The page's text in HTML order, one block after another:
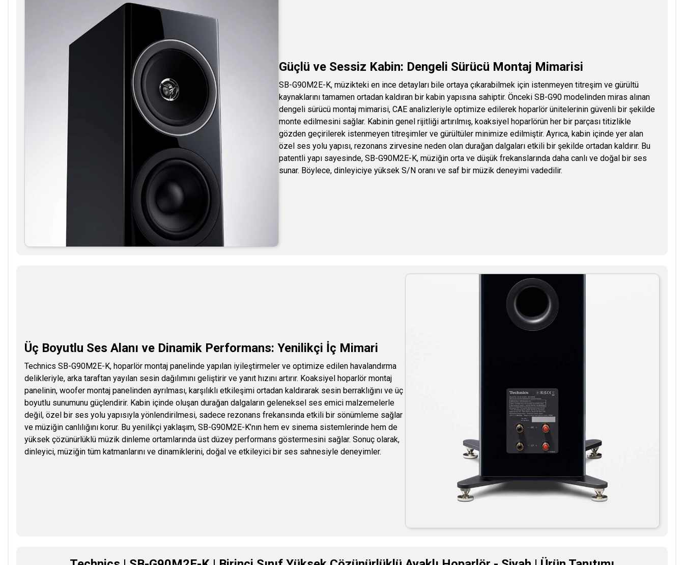
Güçlü ve Sessiz Kabin: Dengeli Sürücü Montaj Mimarisi
SB-G90M2E-K, müzikteki en ince detayları bile ortaya çıkarabilmek için istenmeyen titreşim ve gürültü
kaynaklarını tamamen ortadan kaldıran bir kabin yapısına sahiptir. Önceki SB-G90 modelinden miras alınan
dengeli sürücü montaj mimarisi, CAE analizleriyle optimize edilerek hoparlör ünitelerinin güvenli bir şekilde
monte edilmesini sağlar. Kabinin genel rijitliği artırılmış, koaksiyel hoparlörün her bir parçası titizlikle
gözden geçirilerek istenmeyen titreşimler ve gürültüler minimize edilmiştir. Ayrıca, kabin içinde yer alan
özel ses yolu yapısı, rezonans zirvesine neden olan durağan dalgaları etkili bir şekilde ortadan kaldırır. Bu
patentli yapı sayesinde, SB-G90M2E-K, müziğin orta ve düşük frekanslarında daha canlı ve doğal bir ses
sunar. Böylece, dinleyiciye yüksek S/N oranı ve saf bir müzik deneyimi vadedilir.
Üç Boyutlu Ses Alanı ve Dinamik Performans: Yenilikçi İç Mimari
Technics SB-G90M2E-K, hoparlör montaj panelinde yapılan iyileştirmeler ve optimize edilen havalandırma
delikleriyle, arka taraftan yayılan sesin dağılımını geliştirir ve yanıt hızını artırır. Koaksiyel hoparlör montaj
panelinin, woofer montaj panelinden ayrılması, karşılıklı etkileşimi ortadan kaldırarak sesin berraklığını ve üç
boyutlu sunumunu güçlendirir. Kabin içinde oluşan durağan dalgaların geleneksel ses emici malzemelerle
değil, özel bir ses yolu yapısıyla yönlendirilmesi, sadece rezonans frekansında etkili bir sönümleme sağlar
ve müziğin canlılığını korur. Bu yenilikçi yaklaşım, SB-G90M2E-K’nın hem ev sinema sistemlerinde hem de
yüksek çözünürlüklü müzik dinleme ortamlarında üst düzey performans göstermesini sağlar. Sonuç olarak,
dinleyici, müziğin tüm katmanlarını ve dinamiklerini, doğal ve etkileyici bir ses sahnesiyle deneyimler.